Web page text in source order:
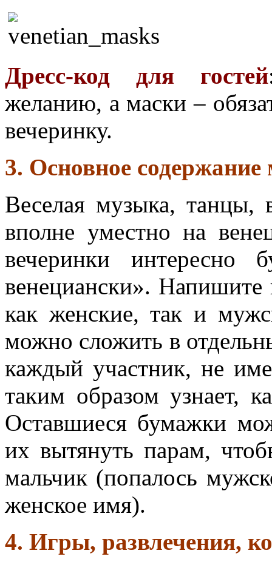
Дресс-код для гостей
желанию, а маски –
вечеринку.
3. Основное
Веселая музыка, танцы,
вполне уместно на
вечеринки интересно
венециански».
как женские, так и
можно сложить в
каждый участник, не
таким образом узнает,
Оставшиеся бумажки
их вытянуть парам,
мальчик (попалось
женское имя).
4. Игры, развлечения,